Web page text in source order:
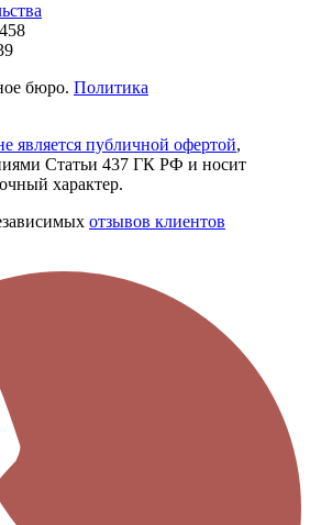
бюро. Политика
является публичной офертой,
Статьи 437 ГК РФ и носит
характер.
отзывов клиентов